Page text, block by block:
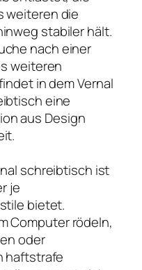
weiteren die
stabiler hält.
nach einer
weiteren
in dem Vernal
eine
aus Design
schreibtisch ist
je
bietet.
Computer rödeln,
oder
haftstrafe